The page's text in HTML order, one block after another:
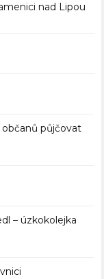
nad Lipou
občanů půjčovat
– úzkokolejka